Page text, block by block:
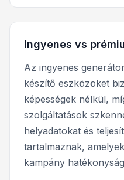
Ingyenes vs
Az ingyenes
készítő eszközöket
képességek nélkül,
szolgáltatások
helyadatokat és
tartalmaznak,
kampány